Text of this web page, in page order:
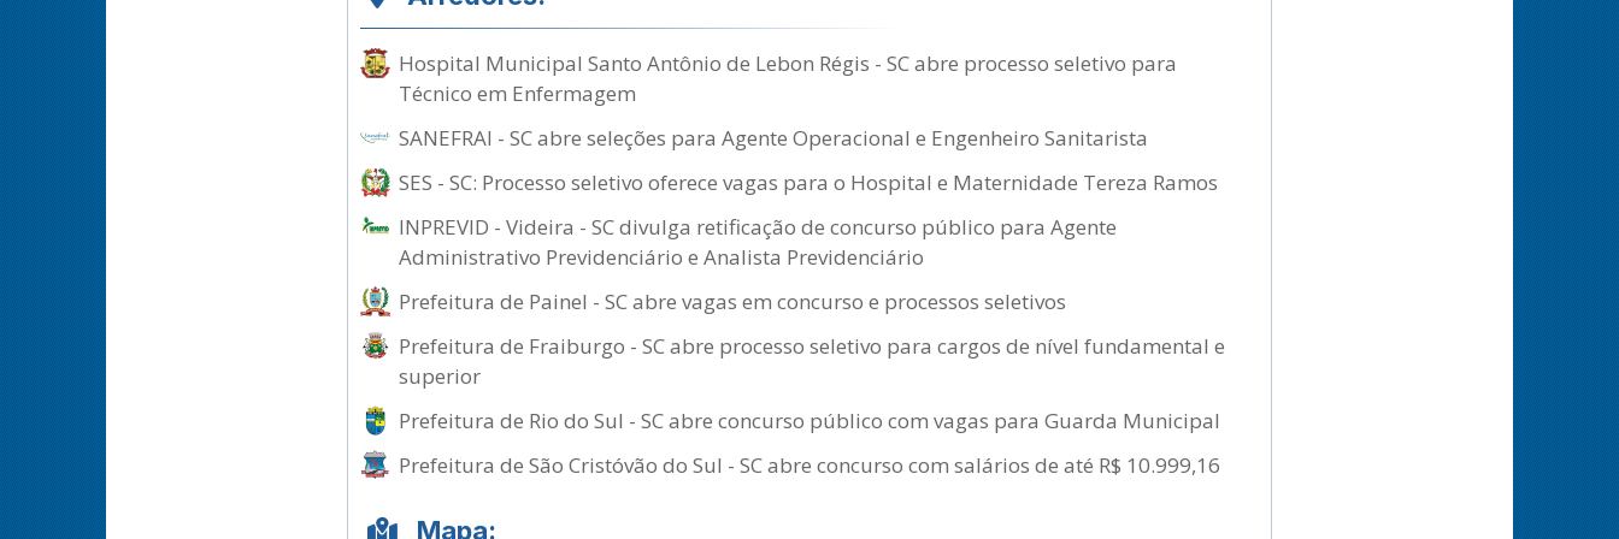
Hospital Municipal Santo Antônio de Lebon Régis - SC abre processo seletivo para
Técnico em Enfermagem
SANEFRAI - SC abre seleções para Agente Operacional e Engenheiro Sanitarista
SES - SC: Processo seletivo oferece vagas para o Hospital e Maternidade Tereza Ramos
INPREVID - Videira - SC divulga retificação de concurso público para Agente
Administrativo Previdenciário e Analista Previdenciário
Prefeitura de Painel - SC abre vagas em concurso e processos seletivos
Prefeitura de Fraiburgo - SC abre processo seletivo para cargos de nível fundamental e
superior
Prefeitura de Rio do Sul - SC abre concurso público com vagas para Guarda Municipal
Prefeitura de São Cristóvão do Sul - SC abre concurso com salários de até R$ 10.999,16
Mapa: